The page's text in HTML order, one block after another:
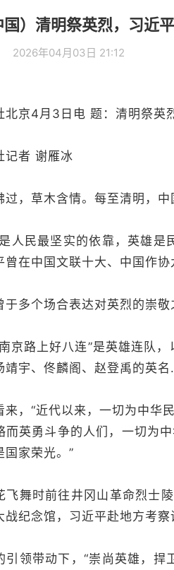
国）清明祭英烈，习近
2026年04月03日 21:12
4月3日电 题：清明祭英烈
者 谢雁冰
草木含情。每至清明，中
民最坚实的依靠，英雄是
曾在中国文联十大、中国作协
个场合表达对英烈的崇敬
路上好八连”是英雄连队，
靖宇、佟麟阁、赵登禹的英
“近代以来，一切为中华民
而英勇斗争的人们，一切为
国家荣光。”
时前往井冈山革命烈士陵
战纪念馆，习近平赴地方考察
带动下，“崇尚英雄，捍